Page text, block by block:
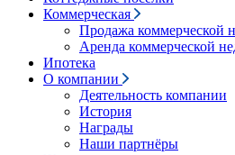
Коммерческая
Продажа коммерческой
Аренда коммерческой
Ипотека
О компании
Деятельность компании
История
Награды
Наши партнёры